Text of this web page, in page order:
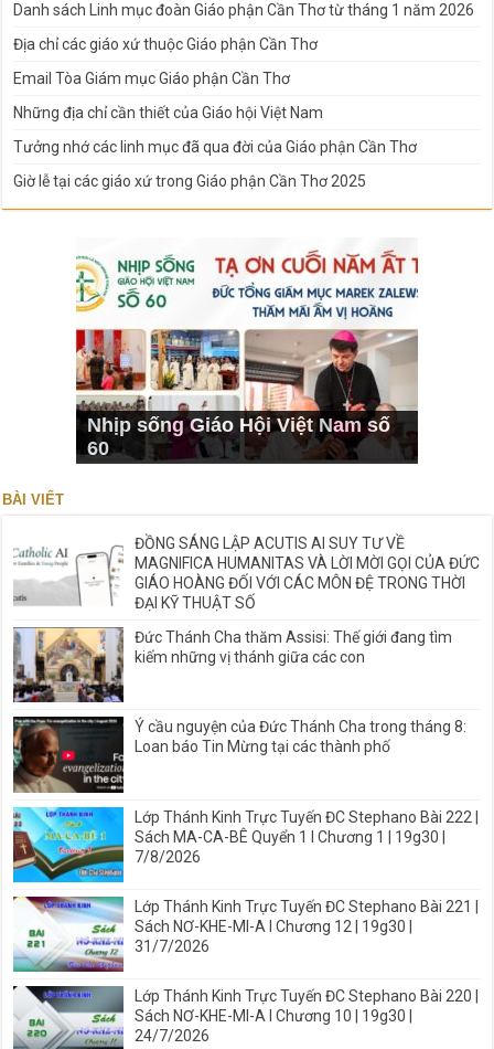
Danh sách Linh mục đoàn Giáo phận Cần Thơ từ tháng 1 năm 2026
Địa chỉ các giáo xứ thuộc Giáo phận Cần Thơ
Email Tòa Giám mục Giáo phận Cần Thơ
Những địa chỉ cần thiết của Giáo hội Việt Nam
Tưởng nhớ các linh mục đã qua đời của Giáo phận Cần Thơ
Giờ lễ tại các giáo xứ trong Giáo phận Cần Thơ 2025
Nhịp sống Giáo Hội Việt Nam số
60
BÀI VIẾT
ĐỒNG SÁNG LẬP ACUTIS AI SUY TƯ VỀ
MAGNIFICA HUMANITAS VÀ LỜI MỜI GỌI CỦA ĐỨC
GIÁO HOÀNG ĐỐI VỚI CÁC MÔN ĐỆ TRONG THỜI
ĐẠI KỸ THUẬT SỐ
Đức Thánh Cha thăm Assisi: Thế giới đang tìm
kiếm những vị thánh giữa các con
Ý cầu nguyện của Đức Thánh Cha trong tháng 8:
Loan báo Tin Mừng tại các thành phố
Lớp Thánh Kinh Trực Tuyến ĐC Stephano Bài 222 |
Sách MA-CA-BÊ Quyển 1 I Chương 1 | 19g30 |
7/8/2026
Lớp Thánh Kinh Trực Tuyến ĐC Stephano Bài 221 |
Sách NƠ-KHE-MI-A I Chương 12 | 19g30 |
31/7/2026
Lớp Thánh Kinh Trực Tuyến ĐC Stephano Bài 220 |
Sách NƠ-KHE-MI-A I Chương 10 | 19g30 |
24/7/2026